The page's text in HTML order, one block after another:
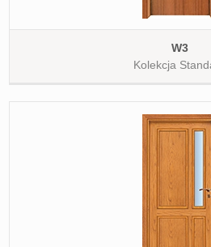
W3
Kolekcja